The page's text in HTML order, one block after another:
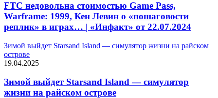
FTC недовольна стоимостью Game Pass,
Warframe: 1999, Кен Левин о «пошаговости
реплик» в играх… | «Инфакт» от 22.07.2024
Зимой выйдет Starsand Island — симулятор жизни на райском
острове
19.04.2025
Зимой выйдет Starsand Island — симулятор
жизни на райском острове